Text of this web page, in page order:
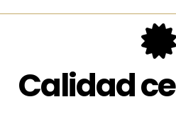
Calidad